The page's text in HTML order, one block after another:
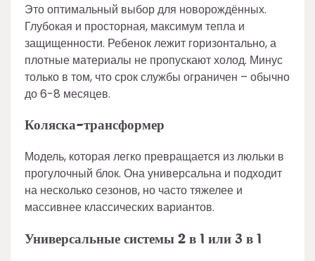
Это оптимальный выбор для новорождённых.
Глубокая и просторная, максимум тепла и
защищенности. Ребенок лежит горизонтально, а
плотные материалы не пропускают холод. Минус
только в том, что срок службы ограничен – обычно
до 6-8 месяцев.
Коляска-трансформер
Модель, которая легко превращается из люльки в
прогулочный блок. Она универсальна и подходит
на несколько сезонов, но часто тяжелее и
массивнее классических вариантов.
Универсальные системы 2 в 1 или 3 в 1